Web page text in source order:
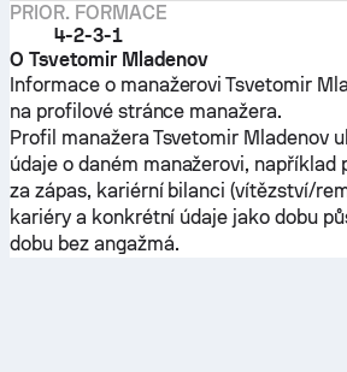
PRIOR. FORMACE
4-2-3-1
O Tsvetomir Mladenov
Informace o manažerovi Tsvetomir
na profilové stránce manažera.
Profil manažera Tsvetomir Mladenov
údaje o daném manažerovi, například
za zápas, kariérní bilanci (vítězství/
kariéry a konkrétní údaje jako dobu
dobu bez angažmá.